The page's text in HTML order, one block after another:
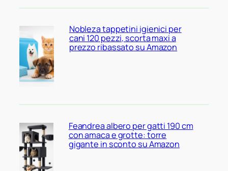
Nobleza tappetini igienici per
cani 120 pezzi, scorta maxi a
prezzo ribassato su Amazon
Feandrea albero per gatti 190 cm
con amaca e grotte: torre
gigante in sconto su Amazon